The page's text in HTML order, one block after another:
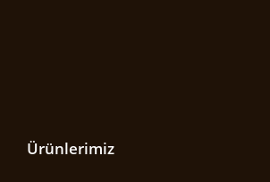
Ürünlerimiz